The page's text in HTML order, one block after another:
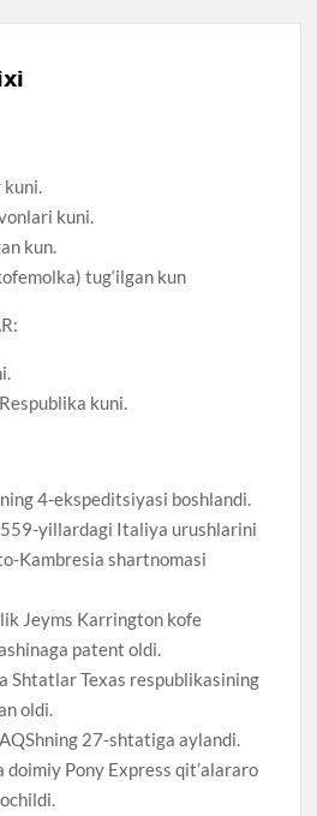
kuni.
kun.
tug‘ilgan kun
kuni.
4-ekspeditsiyasi boshlandi.
yillardagi Italiya urushlarini
Kambresia shartnomasi
Jeyms Karrington kofe
patent oldi.
Shtatlar Texas respublikasining
oldi.
27-shtatiga aylandi.
doimiy Pony Express qit’alararo